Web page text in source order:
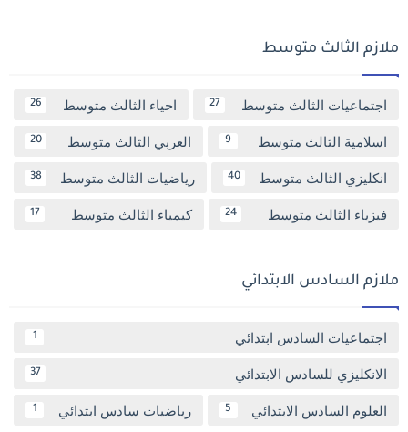
ملازم الثالث متوسط
اجتماعيات الثالث متوسط 27 احياء الثالث متوسط 26
اسلامية الثالث متوسط 9 العربي الثالث متوسط 20
انكليزي الثالث متوسط 40 رياضيات الثالث متوسط 38
فيزياء الثالث متوسط 24 كيمياء الثالث متوسط 17
ملازم السادس الابتدائي
اجتماعيات السادس ابتدائي 1
الانكليزي للسادس الابتدائي 37
العلوم السادس الابتدائي 5 رياضيات سادس ابتدائي 1